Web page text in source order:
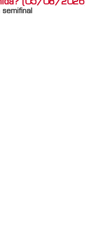
(05/08/